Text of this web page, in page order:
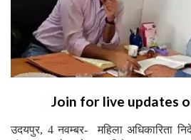
Join for live updates
उदयपुर, 4 नवम्बर- महिला अधिकारिता